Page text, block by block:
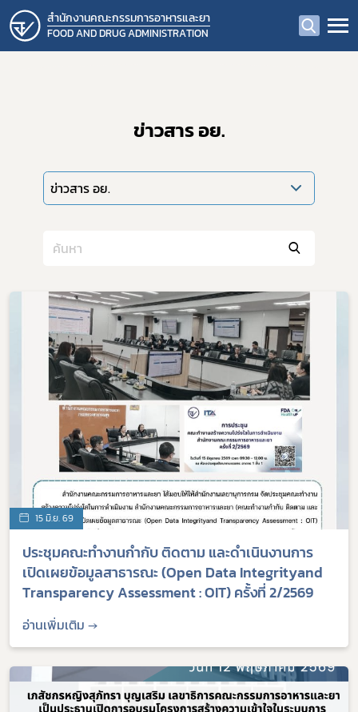
สำนักงานคณะกรรมการอาหารและยา
FOOD AND DRUG ADMINISTRATION
ข่าวสาร อย.
ข่าวสาร อย.
15 มิ.ย. 69
ประชุมคณะทำงานกำกับ ติดตาม และดำเนินงานการ
เปิดเผยข้อมูลสาธารณะ (Open Data Integrityand
Transparency Assessment : OIT) ครั้งที่ 2/2569
อ่านเพิ่มเติม →